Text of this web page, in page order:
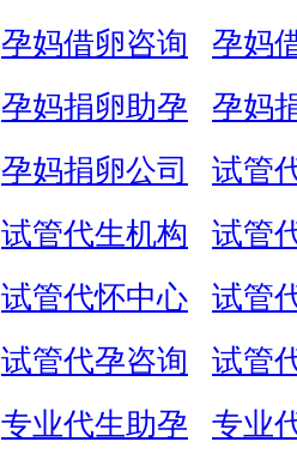
孕妈借卵咨询
孕妈
孕妈捐卵助孕
孕妈
孕妈捐卵公司
试管
试管代生机构
试管
试管代怀中心
试管
试管代孕咨询
试管
专业代生助孕
专业